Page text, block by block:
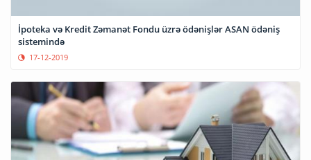
İpoteka və Kredit Zəmanət Fondu üzrə ödənişlər ASAN ödəniş
sistemində
17-12-2019